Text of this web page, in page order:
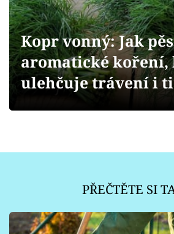
Přihlášení
Sledujte nás
Kopr vonný: Jak
aromatické koření,
ulehčuje trávení i
PŘEČTĚTE SI